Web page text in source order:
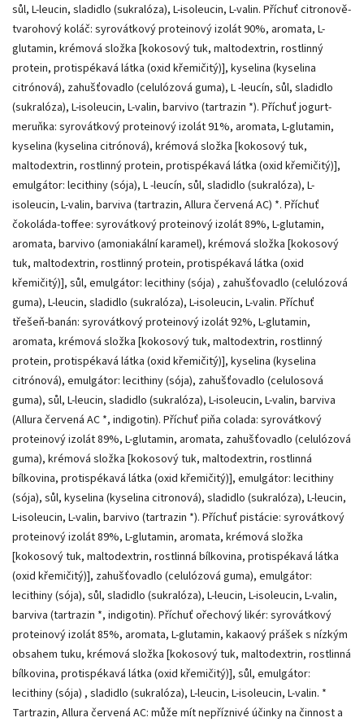
sůl, L-leucin, sladidlo (sukralóza), L-isoleucin, L-valin. Příchuť citronově-
tvarohový koláč: syrovátkový proteinový izolát 90%, aromata, L-
glutamin, krémová složka [kokosový tuk, maltodextrin, rostlinný
protein, protispékavá látka (oxid křemičitý)], kyselina (kyselina
citrónová), zahušťovadlo (celulózová guma), L -leucín, sůl, sladidlo
(sukralóza), L-isoleucin, L-valin, barvivo (tartrazin *). Příchuť jogurt-
meruňka: syrovátkový proteinový izolát 91%, aromata, L-glutamin,
kyselina (kyselina citrónová), krémová složka [kokosový tuk,
maltodextrin, rostlinný protein, protispékavá látka (oxid křemičitý)],
emulgátor: lecithiny (sója), L -leucín, sůl, sladidlo (sukralóza), L-
isoleucin, L-valin, barviva (tartrazin, Allura červená AC) *. Příchuť
čokoláda-toffee: syrovátkový proteinový izolát 89%, L-glutamin,
aromata, barvivo (amoniakální karamel), krémová složka [kokosový
tuk, maltodextrin, rostlinný protein, protispékavá látka (oxid
křemičitý)], sůl, emulgátor: lecithiny (sója) , zahušťovadlo (celulózová
guma), L-leucin, sladidlo (sukralóza), L-isoleucin, L-valin. Příchuť
třešeň-banán: syrovátkový proteinový izolát 92%, L-glutamin,
aromata, krémová složka [kokosový tuk, maltodextrin, rostlinný
protein, protispékavá látka (oxid křemičitý)], kyselina (kyselina
citrónová), emulgátor: lecithiny (sója), zahušťovadlo (celulosová
guma), sůl, L-leucin, sladidlo (sukralóza), L-isoleucin, L-valin, barviva
(Allura červená AC *, indigotin). Příchuť piňa colada: syrovátkový
proteinový izolát 89%, L-glutamin, aromata, zahušťovadlo (celulózová
guma), krémová složka [kokosový tuk, maltodextrin, rostlinná
bílkovina, protispékavá látka (oxid křemičitý)], emulgátor: lecithiny
(sója), sůl, kyselina (kyselina citronová), sladidlo (sukralóza), L-leucin,
L-isoleucin, L-valin, barvivo (tartrazin *). Příchuť pistácie: syrovátkový
proteinový izolát 89%, L-glutamin, aromata, krémová složka
[kokosový tuk, maltodextrin, rostlinná bílkovina, protispékavá látka
(oxid křemičitý)], zahušťovadlo (celulózová guma), emulgátor:
lecithiny (sója), sůl, sladidlo (sukralóza), L-leucin, L-isoleucin, L-valin,
barviva (tartrazin *, indigotin). Příchuť ořechový likér: syrovátkový
proteinový izolát 85%, aromata, L-glutamin, kakaový prášek s nízkým
obsahem tuku, krémová složka [kokosový tuk, maltodextrin, rostlinná
bílkovina, protispékavá látka (oxid křemičitý)], sůl, emulgátor:
lecithiny (sója) , sladidlo (sukralóza), L-leucin, L-isoleucin, L-valin. *
Tartrazin, Allura červená AC: může mít nepříznivé účinky na činnost a